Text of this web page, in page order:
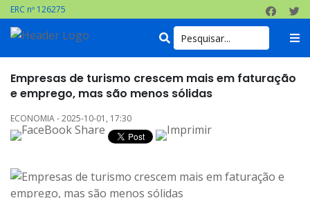
ERC nº 126275
Empresas de turismo crescem mais em faturação
e emprego, mas são menos sólidas
ECONOMIA - 2025-10-01, 17:30